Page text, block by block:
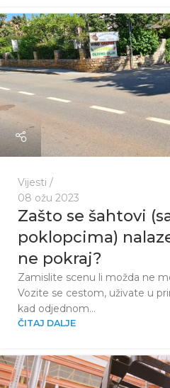
Vijesti
08 ožu 2023
Zašto se šahtovi
poklopcima)
ne pokraj?
Zamislite scenu li možda ne
Vozite se cestom, uživate u
kad odjednom...
ČITAJ DALJE